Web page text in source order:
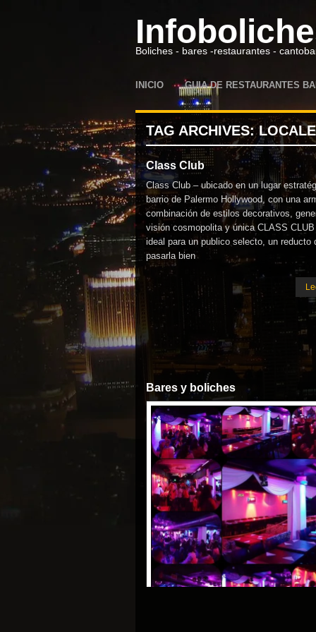
Boliches - bares -restaurantes -
INICIO GUIA DE RESTAURANTES
TAG ARCHIVES:
Class Club
Class Club – ubicado en un lugar
barrio de Palermo Hollywood, con una
combinación de estilos decorativos,
visión cosmopolita y única CLASS
ideal para un publico selecto, un reducto
pasarla bien
Bares y boliches